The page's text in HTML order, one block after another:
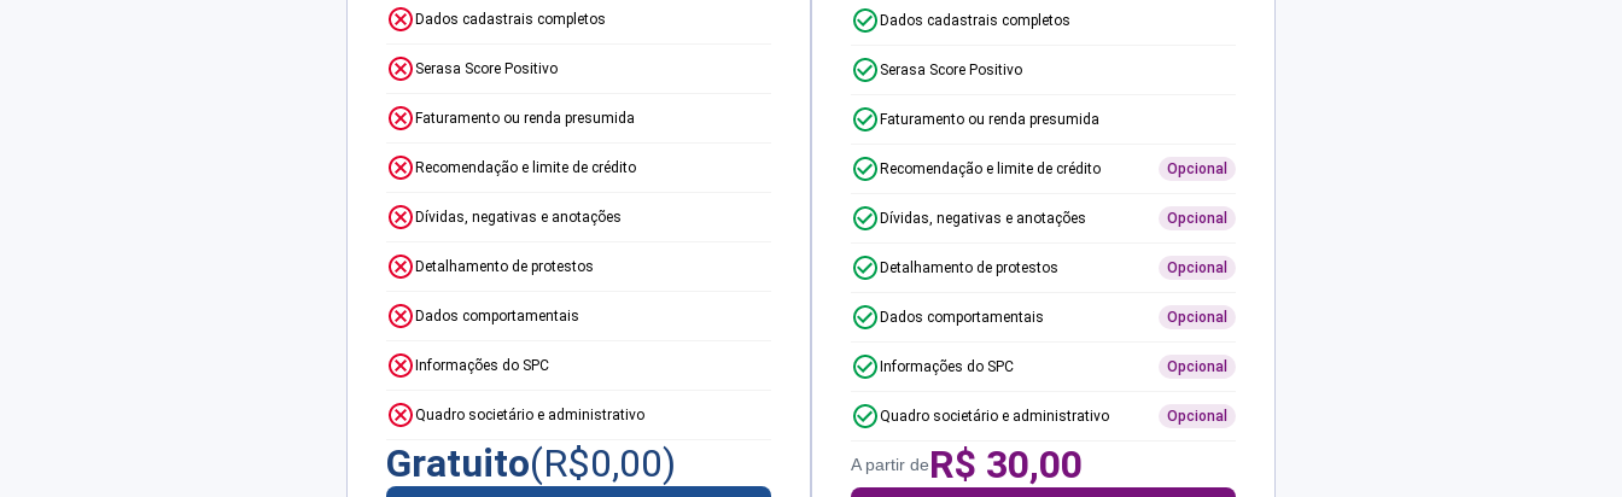
Dados cadastrais completos
Serasa Score Positivo
Faturamento ou renda presumida
Recomendação e limite de crédito
Dívidas, negativas e anotações
Detalhamento de protestos
Dados comportamentais
Informações do SPC
Quadro societário e administrativo
Gratuito(R$0,00)
Dados cadastrais completos
Serasa Score Positivo
Faturamento ou renda presumida
Recomendação e limite de crédito Opcional
Dívidas, negativas e anotações Opcional
Detalhamento de protestos Opcional
Dados comportamentais Opcional
Informações do SPC Opcional
Quadro societário e administrativo Opcional
A partir deR$ 30,00